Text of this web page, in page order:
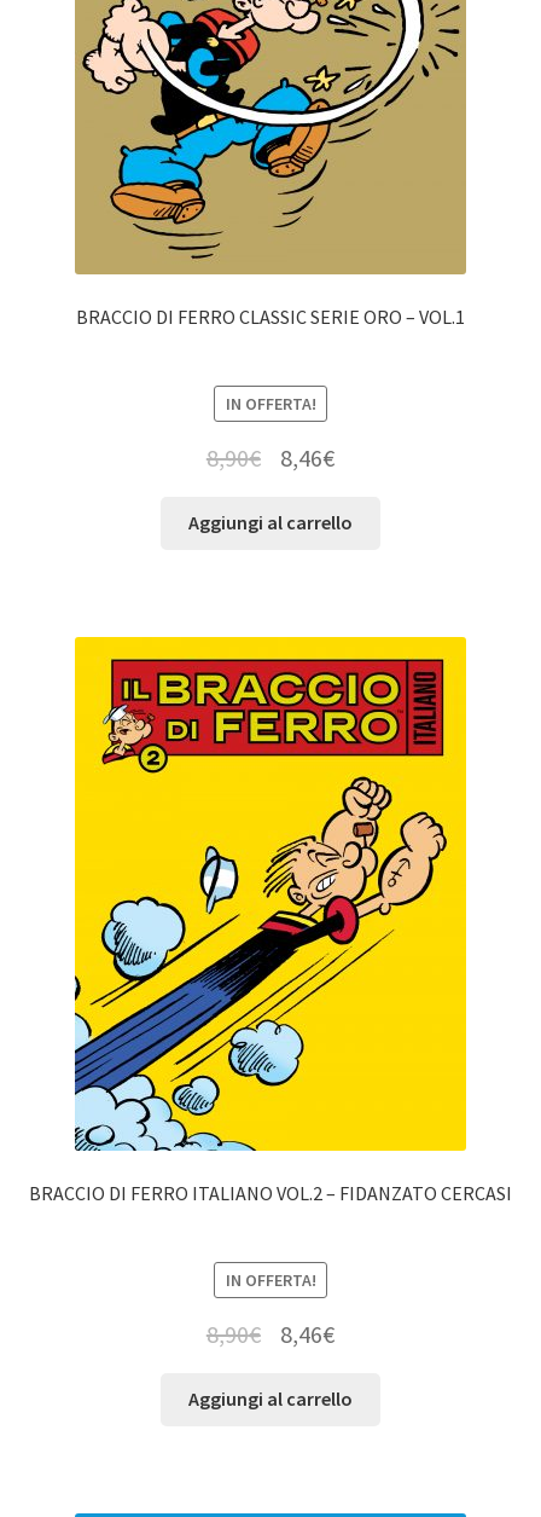
BRACCIO DI FERRO CLASSIC SERIE ORO – VOL.1
IN OFFERTA!
8,90€ 8,46€
Aggiungi al carrello
BRACCIO DI FERRO ITALIANO VOL.2 – FIDANZATO CERCASI
IN OFFERTA!
8,90€ 8,46€
Aggiungi al carrello